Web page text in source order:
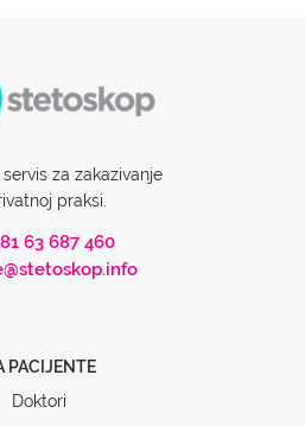
za zakazivanje
praksi.
63 687 460
PACIJENTE
Doktori